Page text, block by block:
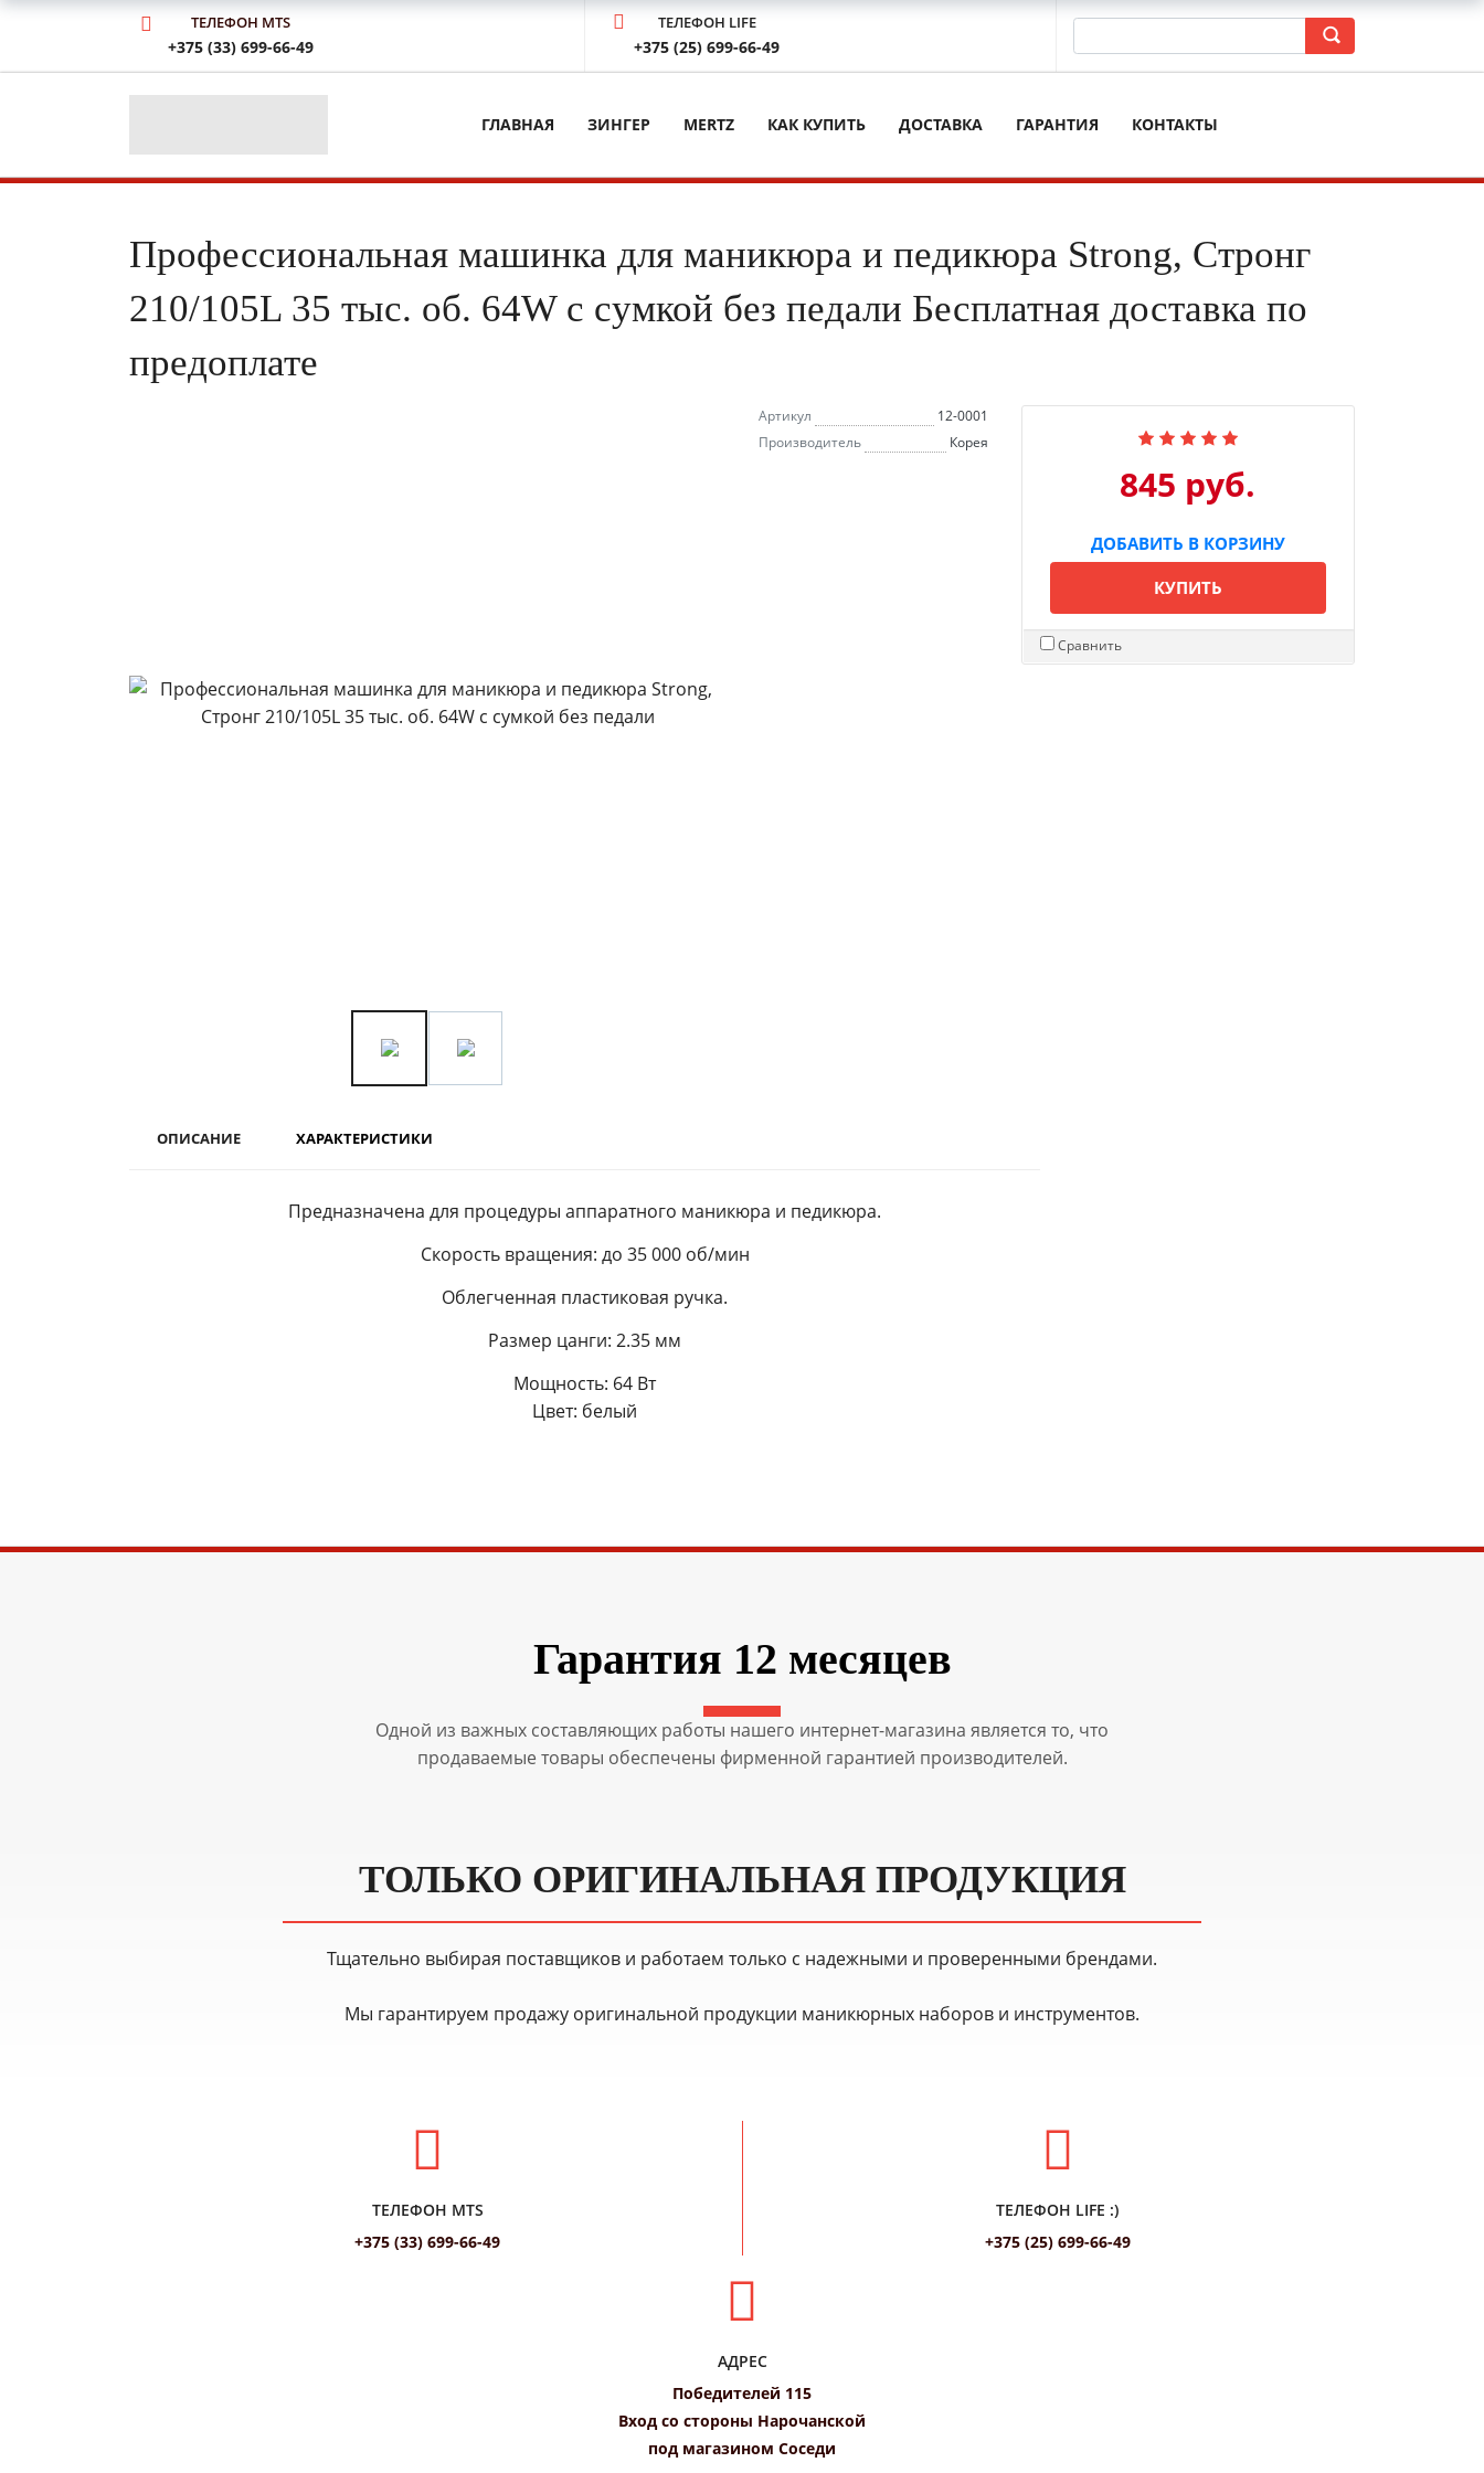
ТЕЛЕФОН MTS
+375 (33) 699-66-49
ТЕЛЕФОН LIFE
+375 (25) 699-66-49
ГЛАВНАЯ ЗИНГЕР MERTZ КАК КУПИТЬ ДОСТАВКА ГАРАНТИЯ КОНТАКТЫ
Профессиональная машинка для маникюра и педикюра Strong, Стронг
210/105L 35 тыс. об. 64W с сумкой без педали Бесплатная доставка по
предоплате
Артикул
12-0001
Производитель
Корея
845 руб.
ДОБАВИТЬ В КОРЗИНУ
КУПИТЬ
Сравнить
ОПИСАНИЕ ХАРАКТЕРИСТИКИ
Предназначена для процедуры аппаратного маникюра и педикюра.
Скорость вращения: до 35 000 об/мин
Облегченная пластиковая ручка.
Размер цанги: 2.35 мм
Мощность: 64 Вт
Цвет: белый
Гарантия 12 месяцев
Одной из важных составляющих работы нашего интернет-магазина является то, что
продаваемые товары обеспечены фирменной гарантией производителей.
ТОЛЬКО ОРИГИНАЛЬНАЯ ПРОДУКЦИЯ
Тщательно выбирая поставщиков и работаем только с надежными и проверенными брендами.
Мы гарантируем продажу оригинальной продукции маникюрных наборов и инструментов.
ТЕЛЕФОН MTS
+375 (33) 699-66-49
ТЕЛЕФОН LIFE :)
+375 (25) 699-66-49
АДРЕС
Победителей 115
Вход со стороны Нарочанской
под магазином Соседи